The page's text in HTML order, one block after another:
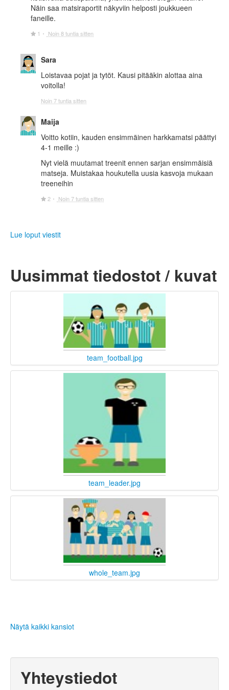
Näin saa matsiraportit näkyviin helposti joukkueen
faneille.
1 Noin 8 tuntia sitten
Sara
Loistavaa pojat ja tytöt. Kausi pitääkin alottaa aina
voitolla!
Noin 7 tuntia sitten
Maija
Voitto kotiin, kauden ensimmäinen harkkamatsi päättyi
4-1 meille :)
Nyt vielä muutamat treenit ennen sarjan ensimmäisiä
matseja. Muistakaa houkutella uusia kasvoja mukaan
treeneihin
2 Noin 7 tuntia sitten
Lue loput viestit
Uusimmat tiedostot / kuvat
team_football.jpg
team_leader.jpg
whole_team.jpg
Näytä kaikki kansiot
Yhteystiedot